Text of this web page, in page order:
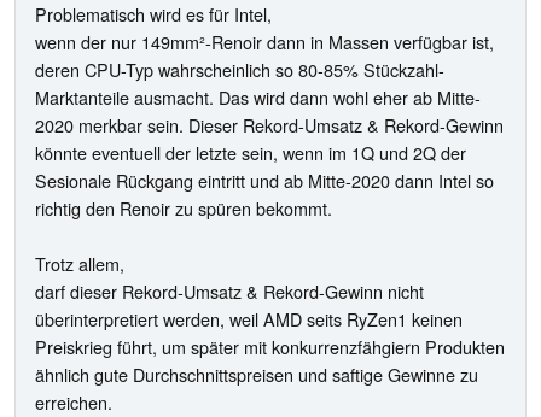
Problematisch wird es für Intel,
wenn der nur 149mm²-Renoir dann in Massen verfügbar ist,
deren CPU-Typ wahrscheinlich so 80-85% Stückzahl-
Marktanteile ausmacht. Das wird dann wohl eher ab Mitte-
2020 merkbar sein. Dieser Rekord-Umsatz & Rekord-Gewinn
könnte eventuell der letzte sein, wenn im 1Q und 2Q der
Sesionale Rückgang eintritt und ab Mitte-2020 dann Intel so
richtig den Renoir zu spüren bekommt.
Trotz allem,
darf dieser Rekord-Umsatz & Rekord-Gewinn nicht
überinterpretiert werden, weil AMD seits RyZen1 keinen
Preiskrieg führt, um später mit konkurrenzfähgiern Produkten
ähnlich gute Durchschnittspreisen und saftige Gewinne zu
erreichen.